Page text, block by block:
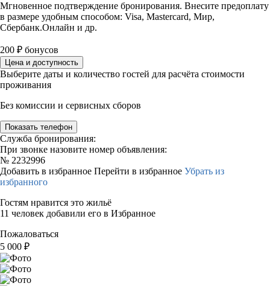
Мгновенное подтверждение бронирования. Внесите предоплату
в размере удобным способом: Visa, Mastercard, Мир,
Сбербанк.Онлайн и др.
200 ₽ бонусов
Цена и доступность
Выберите даты и количество гостей для расчёта стоимости
проживания
Без комиссии и сервисных сборов
Показать телефон
Служба бронирования:
При звонке назовите номер объявления:
№ 2232996
Добавить в избранное Перейти в избранное Убрать из
избранного
Гостям нравится это жильё
11 человек добавили его в Избранное
Пожаловаться
5 000 ₽